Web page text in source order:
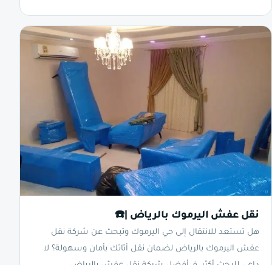
نقل عفش اليرموك بالرياض |☎️
هل تستعد للانتقال إلى حي اليرموك وتبحث عن شركة نقل
عفش اليرموك بالرياض لضمان نقل أثاثك بأمان وسهولة؟ لا